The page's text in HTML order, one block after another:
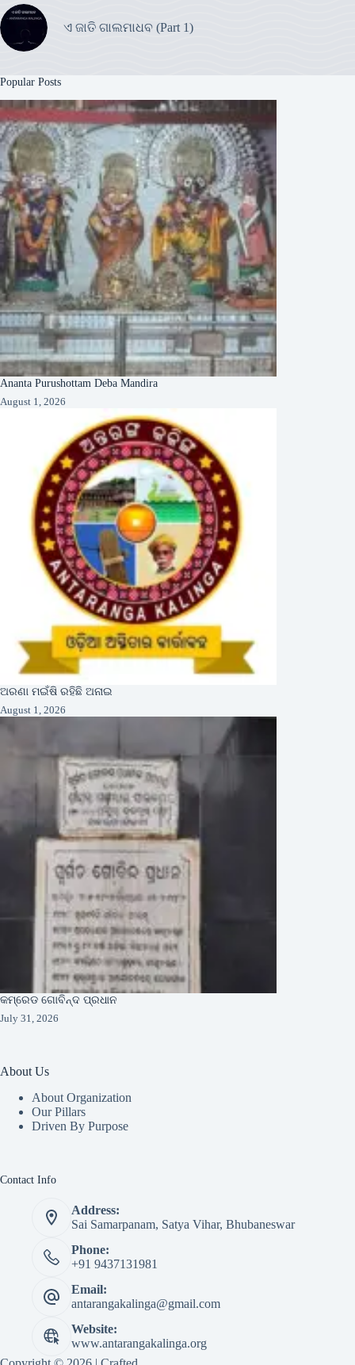
ଏ ଜାତି ଗାଲମାଧବ (Part 1)
Popular Posts
Ananta Purushottam Deba Mandira
August 1, 2026
ଅରଣା ମଇଁଷି ରହିଛି ଅନାଇ
August 1, 2026
କମ୍ରେଡ ଗୋବିନ୍ଦ ପ୍ରଧାନ
July 31, 2026
About Us
About Organization
Our Pillars
Driven By Purpose​
Contact Info
Address:
Sai Samarpanam, Satya Vihar, Bhubaneswar
Phone:
+91 9437131981
Email:
antarangakalinga@gmail.com
Website:
www.antarangakalinga.org